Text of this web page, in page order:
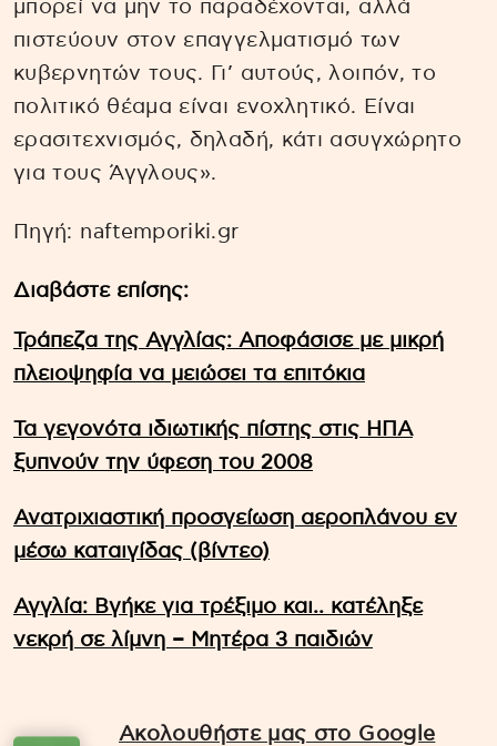
μπορεί να μην το παραδέχονται, αλλά
πιστεύουν στον επαγγελματισμό των
κυβερνητών τους. Γι’ αυτούς, λοιπόν, το
πολιτικό θέαμα είναι ενοχλητικό. Είναι
ερασιτεχνισμός, δηλαδή, κάτι ασυγχώρητο
για τους Άγγλους».
Πηγή: naftemporiki.gr
Διαβάστε επίσης:
Τράπεζα της Αγγλίας: Αποφάσισε με μικρή
πλειοψηφία να μειώσει τα επιτόκια
Τα γεγονότα ιδιωτικής πίστης στις ΗΠΑ
ξυπνούν την ύφεση του 2008
Ανατριχιαστική προσγείωση αεροπλάνου εν
μέσω καταιγίδας (βίντεο)
Αγγλία: Βγήκε για τρέξιμο και.. κατέληξε
νεκρή σε λίμνη – Μητέρα 3 παιδιών
Ακολουθήστε μας στο Google